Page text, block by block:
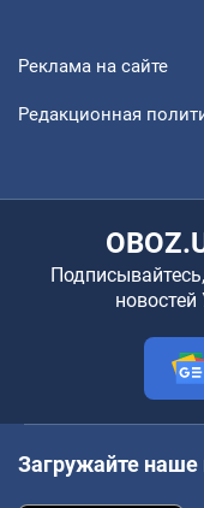
Реклама на сайте
Редакционная
Загружайте